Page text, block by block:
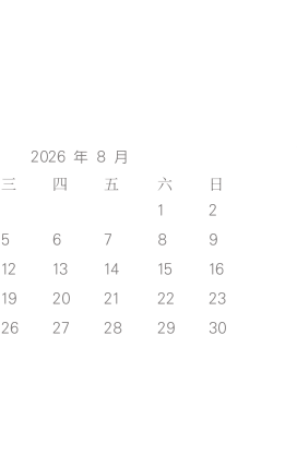
2026 年 8 月
三 四 五 六 日
1
2
5 6 7 8
9
12 13 14 15
16
19 20 21 22
23
26 27 28 29
30